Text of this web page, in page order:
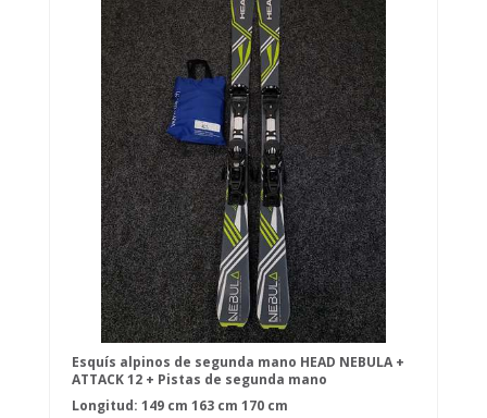
Esquís alpinos de segunda mano HEAD NEBULA +
ATTACK 12 + Pistas de segunda mano
Longitud: 149 cm 163 cm 170 cm